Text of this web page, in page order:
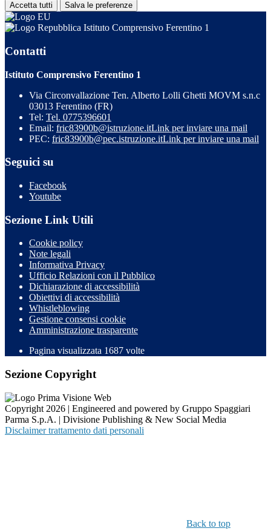
Accetta tutti Salva le preferenze
Istituto Comprensivo Ferentino 1
Contatti
Istituto Comprensivo Ferentino 1
Via Circonvallazione Ten. Alberto Lolli Ghetti MOVM s.n.c
03013 Ferentino (FR)
Tel: Tel. 0775396601
Email: fric83900b@istruzione.itLink per inviare una mail
PEC: fric83900b@pec.istruzione.itLink per inviare una mail
Seguici su
Facebook
Youtube
Sezione Link Utili
Cookie policy
Note legali
Informativa Privacy
Ufficio Relazioni con il Pubblico
Dichiarazione di accessibilità
Obiettivi di accessibilità
Whistleblowing
Gestione consensi cookie
Amministrazione trasparente
Pagina visualizzata 1687 volte
Sezione Copyright
Copyright 2026 | Engineered and powered by Gruppo Spaggiari
Parma S.p.A. | Divisione Publishing & New Social Media
Disclaimer trattamento dati personali
Back to top